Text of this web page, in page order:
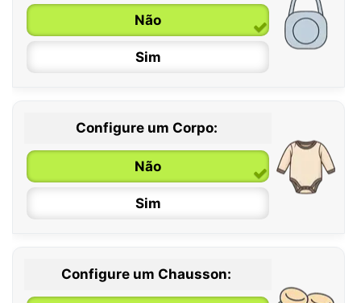
Não
Sim
Configure um Corpo:
Não
Sim
0 / 6 meses
Configure um Chausson: